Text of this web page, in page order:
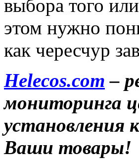
выбора того
этом нужно
как чересчур
Helecos.com –
мониторинга
установления
Ваши товары!